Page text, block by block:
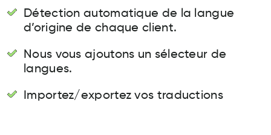
Détection automatique de la langue
d’origine de chaque client.
Nous vous ajoutons un sélecteur de
langues.
Importez/exportez vos traductions